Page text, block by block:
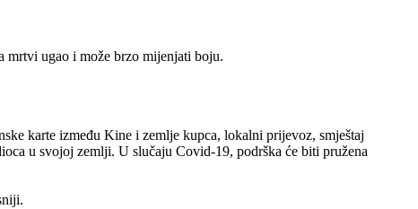
mrtvi ugao i može brzo mijenjati boju.
karte između Kine i zemlje kupca, lokalni prijevoz, smještaj
u svojoj zemlji. U slučaju Covid-19, podrška će biti pružena